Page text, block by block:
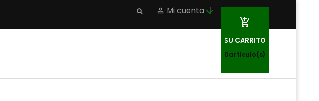
person_outline Mi cuenta

SU CARRITO
0artículo(s)